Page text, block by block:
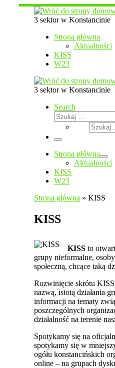
Przejdź
3 sektor w Konstancinie
Strona główna
Aktualności
KISS
W23
3 sektor w Konstancinie
Search
Szukaj
Szukaj
Menu
Strona główna
Aktualności
KISS
W23
Strona główna » KISS
KISS
KISS to
grupy nieformalne,
społeczną, chcące taką
Rozwinięcie skrótu
nazwą, istotą działania
informacji na tematy
poszczególnych
działalność na terenie
Spotykamy się na
spotykamy się w
ogółu konstancińskich
online – na grupach